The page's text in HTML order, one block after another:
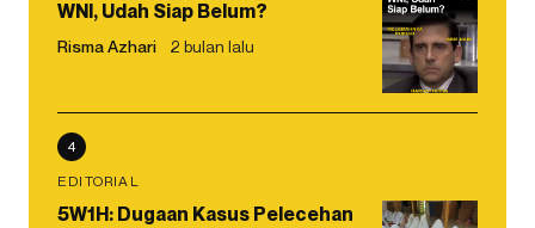
WNI, Udah Siap Belum?
Risma Azhari 2 bulan lalu
4
EDITORIAL
5W1H: Dugaan Kasus Pelecehan